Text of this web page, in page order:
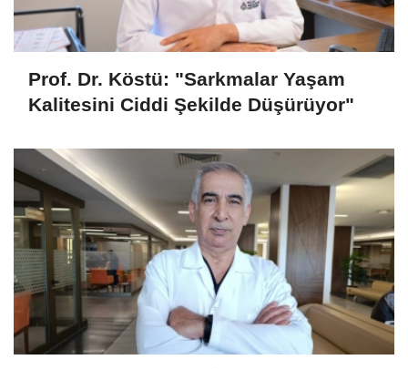
Prof. Dr. Köstü: "Sarkmalar Yaşam
Kalitesini Ciddi Şekilde Düşürüyor"